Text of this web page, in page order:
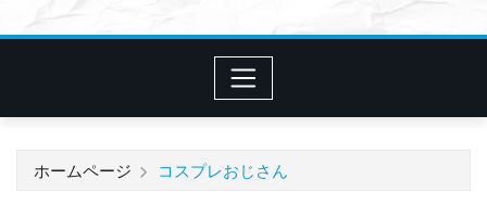
ホームページ コスプレおじさん